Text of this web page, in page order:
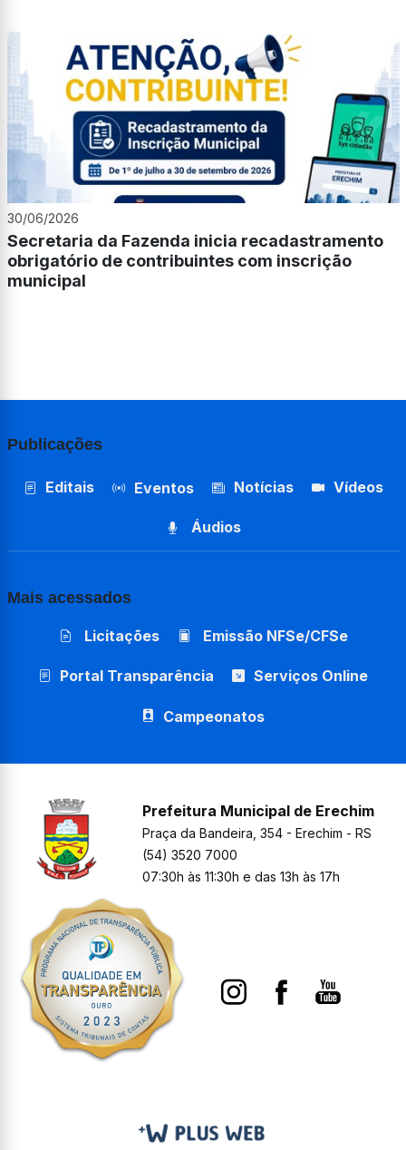
30/06/2026
Secretaria da Fazenda inicia recadastramento
obrigatório de contribuintes com inscrição
municipal
Publicações
Editais Eventos Notícias Vídeos
Áudios
Mais acessados
Licitações Emissão NFSe/CFSe
Portal Transparência Serviços Online
Campeonatos
Prefeitura Municipal de Erechim
Praça da Bandeira, 354 - Erechim - RS
(54) 3520 7000
07:30h às 11:30h e das 13h às 17h